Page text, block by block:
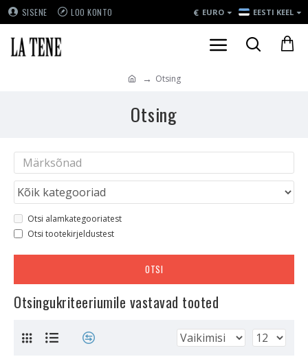
SISENE LOO KONTO € EURO EESTI KEEL
Otsing
Otsing
Otsi alamkategooriatest
Otsi tootekirjeldustest
OTSI
Otsingukriteeriumile vastavad tooted